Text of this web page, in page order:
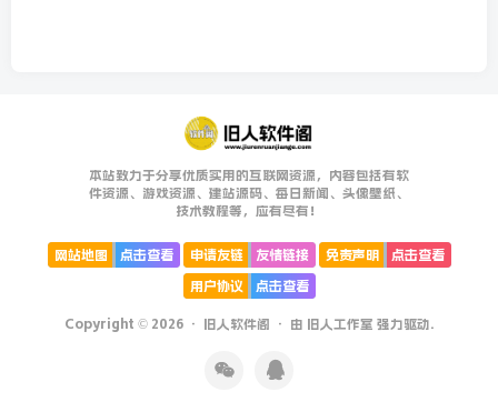
本站致力于分享优质实用的互联网资源，内容包括有软
件资源、游戏资源、建站源码、每日新闻、头像壁纸、
技术教程等，应有尽有！
网站地图 点击查看 申请友链 友情链接 免责声明
点击查看
用户协议
点击查看
Copyright © 2026 · 旧人软件阁 · 由 旧人工作室 强力驱动.